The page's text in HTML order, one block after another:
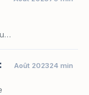
Août 202324 min